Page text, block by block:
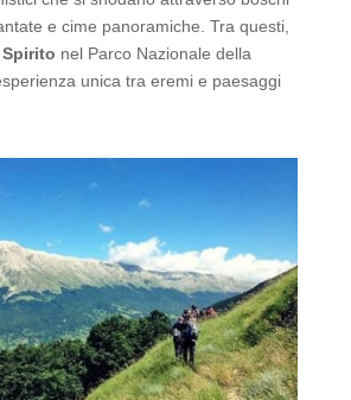
e cime panoramiche. Tra questi,
nel Parco Nazionale della
unica tra eremi e paesaggi